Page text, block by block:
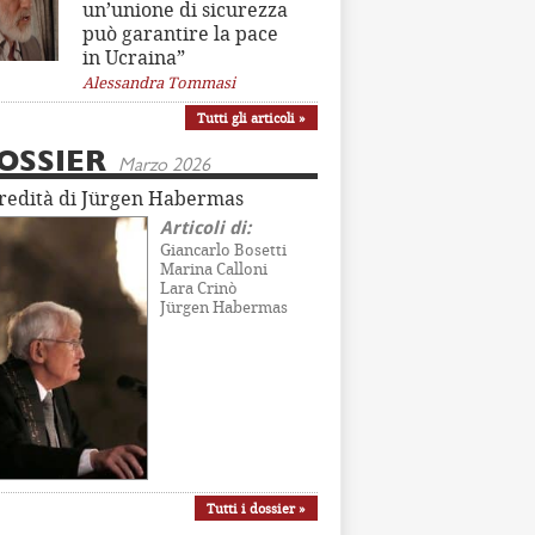
un’unione di sicurezza
può garantire la pace
in Ucraina”
Alessandra Tommasi
Tutti gli articoli »
Marzo 2026
di Jürgen Habermas
Articoli di:
Giancarlo Bosetti
Marina Calloni
Lara Crinò
Jürgen Habermas
Tutti i dossier »